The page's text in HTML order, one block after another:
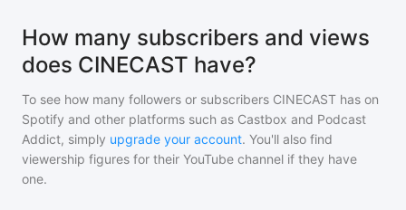
How many subscribers and views
does CINECAST have?
To see how many followers or subscribers CINECAST has on
Spotify and other platforms such as Castbox and Podcast
Addict, simply upgrade your account. You'll also find
viewership figures for their YouTube channel if they have
one.